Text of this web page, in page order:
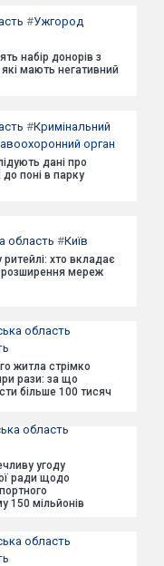
#Ужгород
набір донорів з
мають негативний
#Кримінальний
орган
дані про
поні в парку
область #Київ
хто вкладає
розширення мереж
область
житла стрімко
рази: за що
більше 100 тисяч
область
угоду
ради щодо
150 мільйонів
область